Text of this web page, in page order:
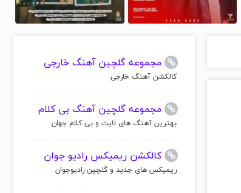
مجموعه گلچین آهنگ خارجی
کالکشن آهنگ خارجی
مجموعه گلچین آهنگ بی کلام
بهترین آهنگ های لایت و بی کلام جهان
کالکشن ریمیکس رادیو جوان
ریمیکس های جدید و گلچین رادیوجوان